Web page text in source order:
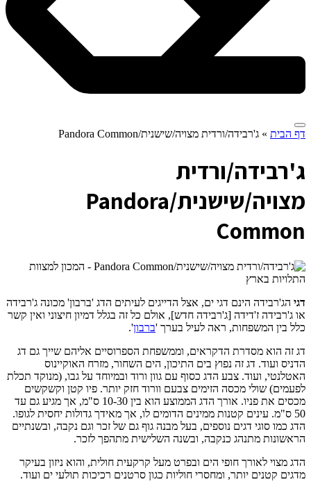
דף הבית » ג'רבידה/ורדית מצויה/שישנית/Pandora Common
ג'רבידה/ורדית
מצויה/שישנית/Pandora
Common
דגי הג'רבידה הינם דגי ים, אצל הדייגים לעיתים הדג 'ברבון' מכונה ג'רבידה
או ג'רבידה ז'דידה [ג'רבידה חדש], אולם כל זה בגלל דמיון חיצוני ואין קשר
כלל בין המשפחות, ראה לעיל בערך 'ברבון'.
דג זה הוא מסדרת הדקראים, וממשפחת הספרוסיים אליהם שייך גם דג
הדניס ועוד. דג זה נפוץ בים התיכון, הים השחור, מזרח האוקיינוס
האטלנטי, ועוד. צבע הדג כסוף עם גוון ורוד ובמיוחד על גבו, (מנוקד תכלת
לפעמים) שולי מכסה הזימים צבעם וורוד חזק יותר. פיו קטן וקשקשים
מכסים את פניו. אורך הדג הממוצע הוא בין 10-30 ס"מ, אך מגיע גם עד
50 ס"מ. עינים קטנות ממינים הדומים לו, אך מאידך גדולות יחסית לגופו.
הדג כמו סוגי דגים נוספים, בעל מבנה גוף גם של זכר וגם נקבה, ובשנתיים
הראשונות מתנהג כנקבה, ובשנה השלישית מתהפך לזכר.
הדג מצוי לאורך חופי הים ובפרט מעל קרקעית חולית, והוא ניזון בעיקר
מדגים קטנים יותר, ומחסרי חוליות כגון סרטנים רכיכות תולעי ים ועוד.